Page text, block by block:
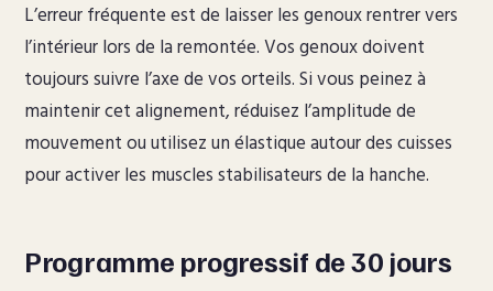
L’erreur fréquente est de laisser les genoux rentrer vers
l’intérieur lors de la remontée. Vos genoux doivent
toujours suivre l’axe de vos orteils. Si vous peinez à
maintenir cet alignement, réduisez l’amplitude de
mouvement ou utilisez un élastique autour des cuisses
pour activer les muscles stabilisateurs de la hanche.
Programme progressif de 30 jours